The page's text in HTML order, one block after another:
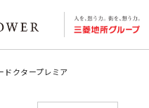
ドクタープレミア